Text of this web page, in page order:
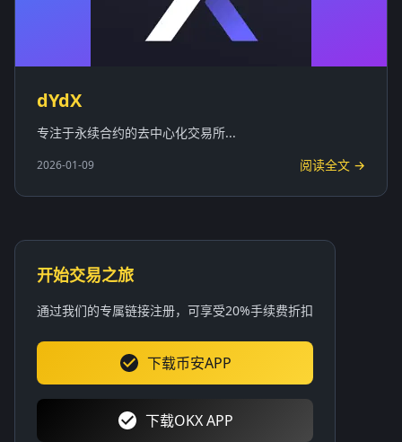
dYdX
专注于永续合约的去中心化交易所...
2026-01-09 阅读全文 →
开始交易之旅
通过我们的专属链接注册，可享受20%手续费折扣
下载币安APP
下载OKX APP